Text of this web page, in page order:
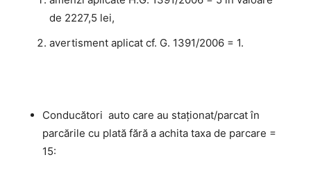
de 2227,5 lei,
avertisment aplicat cf. G. 1391/2006 = 1.
Conducători auto care au staţionat/parcat în
parcările cu plată fără a achita taxa de parcare =
15: